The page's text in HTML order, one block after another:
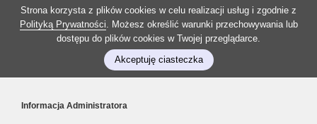
Strona korzysta z plików cookies w celu realizacji usług i zgodnie z
Polityką Prywatności. Możesz określić warunki przechowywania lub
dostępu do plików cookies w Twojej przeglądarce.
Akceptuję ciasteczka
Informacja Administratora